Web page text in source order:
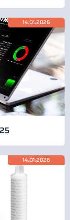
14.01.2026
14.01.2026